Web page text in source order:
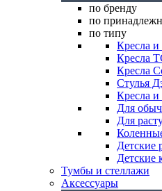
по бренду
по
по типу
Кресла и
Кресла
Кресла
Стулья
Кресла и
Для
Для
Детские
Детские
Тумбы и стеллажи
Аксессуары